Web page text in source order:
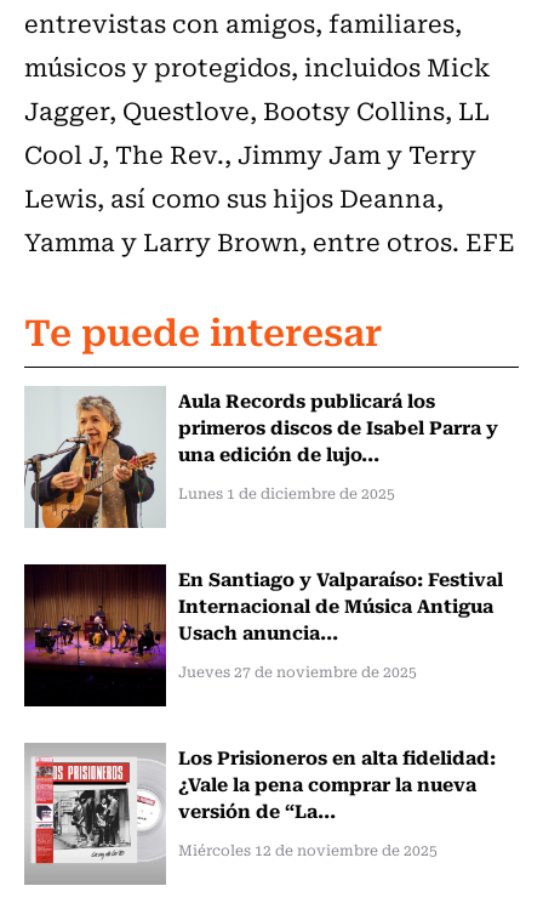
entrevistas con amigos, familiares,
músicos y protegidos, incluidos Mick
Jagger, Questlove, Bootsy Collins, LL
Cool J, The Rev., Jimmy Jam y Terry
Lewis, así como sus hijos Deanna,
Yamma y Larry Brown, entre otros. EFE
Te puede interesar
Aula Records publicará los
primeros discos de Isabel Parra y
una edición de lujo...
Lunes 1 de diciembre de 2025
En Santiago y Valparaíso: Festival
Internacional de Música Antigua
Usach anuncia...
Jueves 27 de noviembre de 2025
Los Prisioneros en alta fidelidad:
¿Vale la pena comprar la nueva
versión de “La...
Miércoles 12 de noviembre de 2025